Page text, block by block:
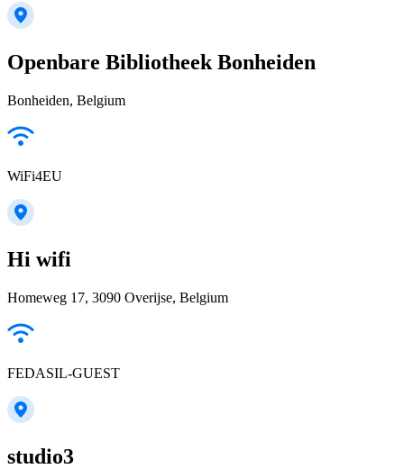
Openbare Bibliotheek Bonheiden
Bonheiden, Belgium
WiFi4EU
Hi wifi
Homeweg 17, 3090 Overijse, Belgium
FEDASIL-GUEST
studio3